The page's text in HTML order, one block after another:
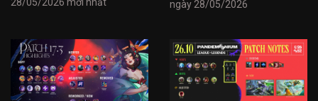
ngày 28/05/2026